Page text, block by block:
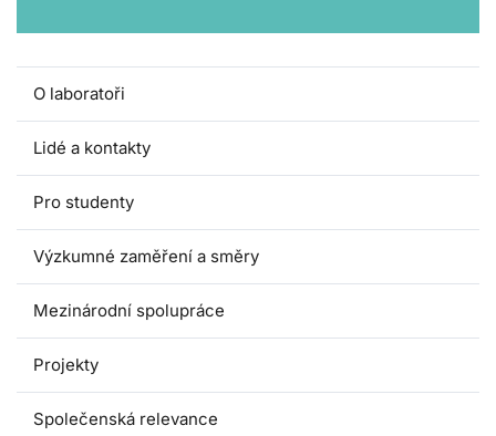
O laboratoři
Lidé a kontakty
Pro studenty
Výzkumné zaměření a směry
Mezinárodní spolupráce
Projekty
Společenská relevance